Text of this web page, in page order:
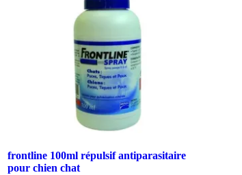
frontline 100ml répulsif antiparasitaire
pour chien chat